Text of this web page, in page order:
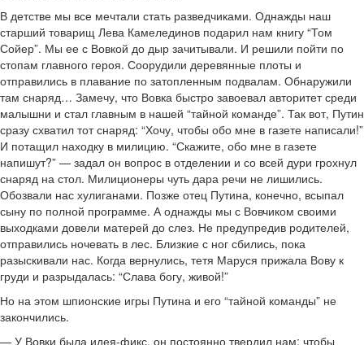
В детстве мы все мечтали стать разведчиками. Однажды наш
старший товарищ Лева Камелединов подарил нам книгу “Том
Сойер”. Мы ее с Вовкой до дыр зачитывали. И решили пойти по
стопам главного героя. Соорудили деревянные плоты и
отправились в плавание по затопленным подвалам. Обнаружили
там снаряд… Замечу, что Вовка быстро завоевал авторитет среди
малышни и стал главным в нашей “тайной команде”. Так вот, Путин
сразу схватил тот снаряд: “Хочу, чтобы обо мне в газете написали!”
И потащил находку в милицию. “Скажите, обо мне в газете
напишут?” — задал он вопрос в отделении и со всей дури грохнул
снаряд на стол. Милиционеры чуть дара речи не лишились.
Обозвали нас хулиганами. Позже отец Путина, конечно, всыпал
сыну по полной программе. А однажды мы с Вовчиком своими
выходками довели матерей до слез. Не предупредив родителей,
отправились ночевать в лес. Близкие с ног сбились, пока
разыскивали нас. Когда вернулись, тетя Маруся прижала Вову к
груди и разрыдалась: “Слава богу, живой!”
Но на этом шпионские игры Путина и его “тайной команды” не
закончились.
— У Вовки была идея-фикс, он постоянно твердил нам: чтобы